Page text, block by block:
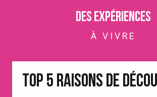
Des expériences
À VIVRE
TOP 5 RAISONS DE